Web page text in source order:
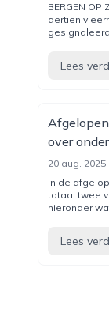
BERGEN
dertien
Lees
over
20 aug. 2025
In de
totaal twee
hieronder
Lees